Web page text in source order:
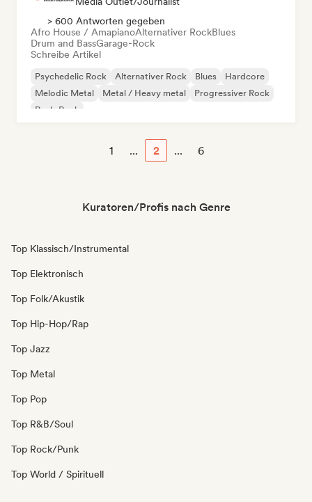
> 600 Antworten gegeben
Afro House / AmapianoAlternativer RockBlues
Drum and BassGarage-Rock
Schreibe Artikel
Psychedelic Rock Alternativer Rock Blues
Hardcore
Melodic Metal
Metal / Heavy metal
Progressiver Rock
Punk-Rock
1 ... 2 ... 6
Kuratoren/Profis nach Genre
Top Klassisch/Instrumental
Top Elektronisch
Top Folk/Akustik
Top Hip-Hop/Rap
Top Jazz
Top Metal
Top Pop
Top R&B/Soul
Top Rock/Punk
Top World / Spirituell